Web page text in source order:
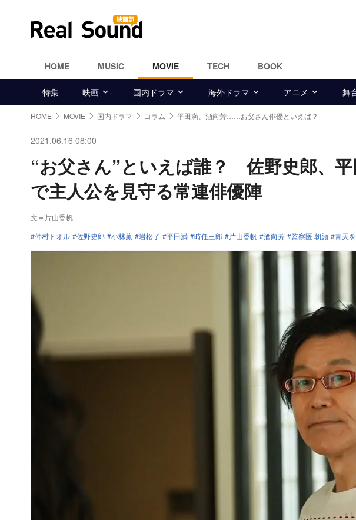
HOME MUSIC MOVIE TECH BOOK
特集 映画 国内ドラマ 海外ドラマ アニメ 舞
HOME MOVIE 国内ドラマ コラム 平田満、酒向芳……お父さん俳優といえば？
2021.06.16 08:00
“お父さん”といえば誰？ 佐野史郎、
で主人公を見守る常連俳優陣
文＝片山香帆
仲村トオル
佐野史郎 小林薫 岩松了 平田満 時任三郎 片山香帆 酒向芳 監察医 朝顔 青天